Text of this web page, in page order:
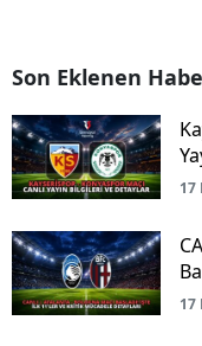
Son Eklenen
17
17